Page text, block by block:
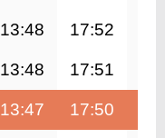
13:48 17:52
13:48 17:51
13:47 17:50